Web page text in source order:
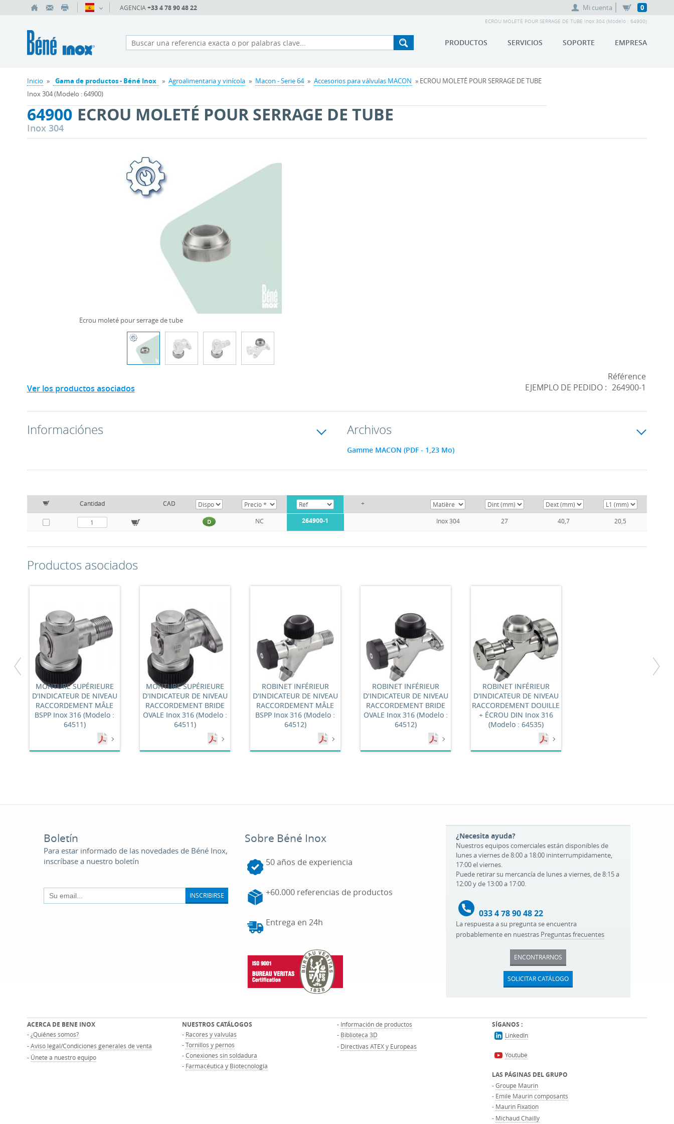
AGENCIA +33 4 78 90 48 22 Mi cuenta 0
ECROU MOLETÉ POUR SERRAGE DE TUBE Inox 304 (Modelo : 64900)
PRODUCTOS SERVICIOS SOPORTE EMPRESA
Inicio » Gama de productos - Béné Inox » Agroalimentaria y vinícola » Macon - Serie 64 » Accesorios para válvulas MACON » ECROU MOLETÉ POUR SERRAGE DE TUBE
Inox 304 (Modelo : 64900)
64900 ECROU MOLETÉ POUR SERRAGE DE TUBE
Inox 304
Ecrou moleté pour serrage de tube
Ver los productos asociados EJEMPLO DE PEDIDO :
Référence
264900-1
Informaciónes Archivos
Gamme MACON (PDF - 1,23 Mo)
Cantidad CAD +
D NC 264900-1 Inox 304 27 40,7 20,5
Productos asociados
MONTURE SUPÉRIEURE
D'INDICATEUR DE NIVEAU
RACCORDEMENT MÂLE
BSPP Inox 316 (Modelo :
64511)
MONTURE SUPÉRIEURE
D'INDICATEUR DE NIVEAU
RACCORDEMENT BRIDE
OVALE Inox 316 (Modelo :
64511)
ROBINET INFÉRIEUR
D'INDICATEUR DE NIVEAU
RACCORDEMENT MÂLE
BSPP Inox 316 (Modelo :
64512)
ROBINET INFÉRIEUR
D'INDICATEUR DE NIVEAU
RACCORDEMENT BRIDE
OVALE Inox 316 (Modelo :
64512)
ROBINET INFÉRIEUR
D'INDICATEUR DE NIVEAU
RACCORDEMENT DOUILLE
+ ÉCROU DIN Inox 316
(Modelo : 64535)
Boletín
Para estar informado de las novedades de Béné Inox,
inscríbase a nuestro boletín
INSCRIBIRSE
Sobre Béné Inox
50 años de experiencia
+60.000 referencias de productos
Entrega en 24h
¿Necesita ayuda?
Nuestros equipos comerciales están disponibles de
lunes a viernes de 8:00 a 18:00 ininterrumpidamente,
17:00 el viernes.
Puede retirar su mercancía de lunes a viernes, de 8:15 a
12:00 y de 13:00 a 17:00.
033 4 78 90 48 22
La respuesta a su pregunta se encuentra
probablemente en nuestras Preguntas frecuentes
ENCONTRARNOS
SOLICITAR CATÁLOGO
ACERCA DE BENE INOX
-¿Quiénes somos?
-Aviso legal/Condiciones generales de venta
- Únete a nuestro equipo
NUESTROS CATÁLOGOS
- Racores y valvulas
-Tornillos y pernos
-Conexiones sin soldadura
- Farmacéutica y Biotecnología
- Información de productos
- Biblioteca 3D
- Directivas ATEX y Europeas
SÍGANOS :
LinkedIn
Youtube
LAS PÁGINAS DEL GRUPO
-Groupe Maurin
- Emile Maurin composants
- Maurin Fixation
- Michaud Chailly